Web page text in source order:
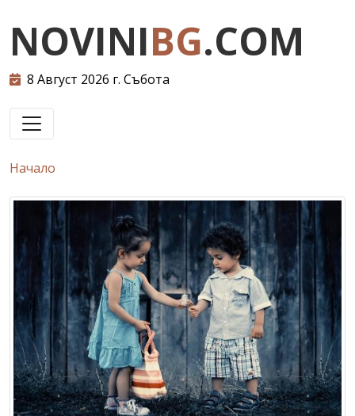
NOVINIBG.COM
8 Август 2026 г. Събота
Начало